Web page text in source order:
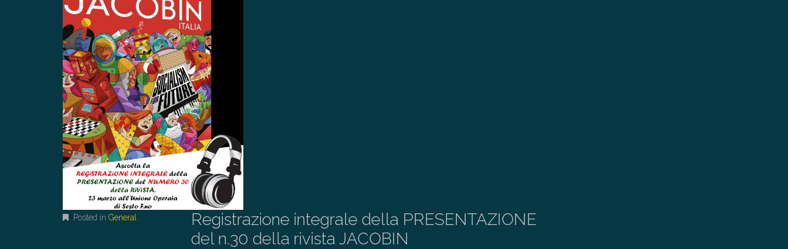
Posted in General
Registrazione integrale della PRESENTAZIONE
del n.30 della rivista JACOBIN